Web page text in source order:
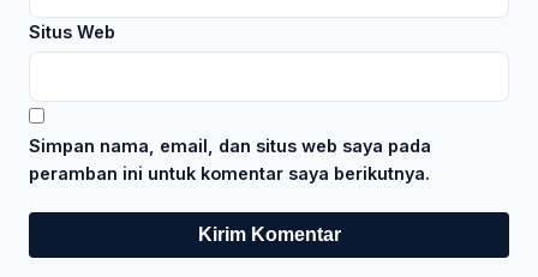
Situs Web
Simpan nama, email, dan situs web saya pada
peramban ini untuk komentar saya berikutnya.